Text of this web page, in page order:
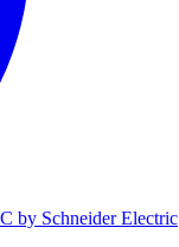
by Schneider Electric